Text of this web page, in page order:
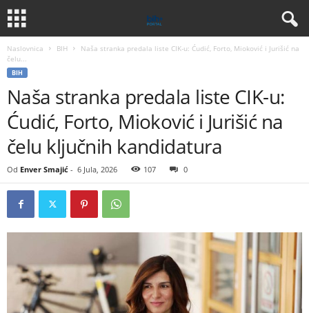
Naslovnica BIH
Naša stranka predala liste CIK-u: Ćudić, Forto, Mioković i Jurišić na
čelu...
BIH
Naša stranka predala liste CIK-u:
Ćudić, Forto, Mioković i Jurišić na
čelu ključnih kandidatura
Od Enver Smajić - 6 Jula, 2026 107 0